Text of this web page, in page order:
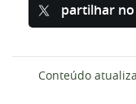
partilhar
Conteúdo